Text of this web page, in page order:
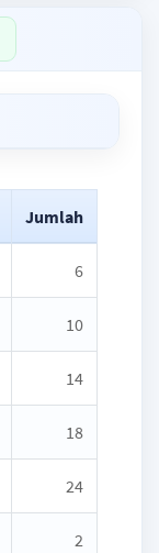
Jumlah
6
10
14
18
24
2